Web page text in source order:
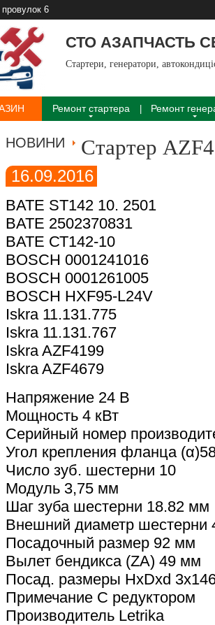
провулок 6
СТО АЗАПЧАСТЬ
Стартери, генератори,
Ремонт стартера Ремонт
НОВИНИ Стартер
16.09.2016
BATE ST142 10. 2501
BATE 2502370831
BATE СТ142-10
BOSCH 0001241016
BOSCH 0001261005
BOSCH HХF95-L24V
Iskra 11.131.775
Iskra 11.131.767
Iskra AZF4199
Iskra AZF4679
Напряжение 24 В
Мощность 4 кВт
Серийный номер
Угол крепления фланца
Число зуб. шестерни 10
Модуль 3,75 мм
Шаг зуба шестерни 18.82 мм
Внешний диаметр шестерни
Посадочный размер 92 мм
Вылет бендикса (ZA) 49 мм
Посад. размеры HxDxd
Примечание С редуктором
Производитель Letrika